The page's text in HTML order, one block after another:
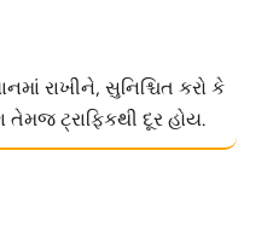
રાખીને, સુનિશ્ચિત કરો કે
ટ્રાફિકથી દૂર હોય.